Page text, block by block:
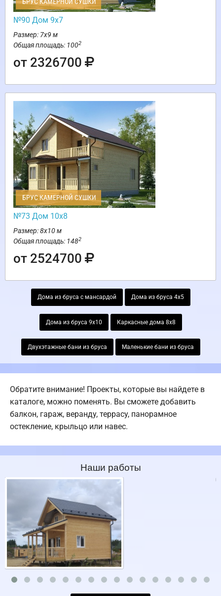
№90 Дом 9х7
Размер: 7х9 м
Общая площадь: 1002
от 2326700
БРУС КАМЕРНОЙ СУШКИ
№73 Дом 10х8
Размер: 8х10 м
Общая площадь: 1482
от 2524700
Дома из бруса с мансардой Дома из бруса 4х5
Дома из бруса 9х10 Каркасные дома 8х8
Двухэтажные бани из бруса Маленькие бани из бруса
Обратите внимание! Проекты, которые вы найдете в
каталоге, можно поменять. Вы сможете добавить
балкон, гараж, веранду, террасу, панорамное
остекление, крыльцо или навес.
Наши работы